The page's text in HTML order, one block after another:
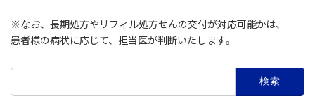
※なお、長期処方やリフィル処方せんの交付が対応可能かは、
患者様の病状に応じて、担当医が判断いたします。